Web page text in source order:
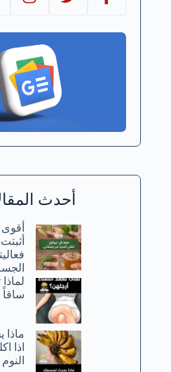
أحدث
أقوى
اذا
النوم